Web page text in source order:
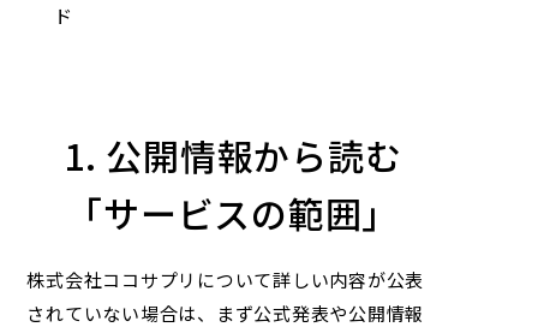
ド
1. 公開情報から読む
「サービスの範囲」
株式会社ココサプリ について詳しい内容が公表
されていない場合は、まず公式発表や公開情報